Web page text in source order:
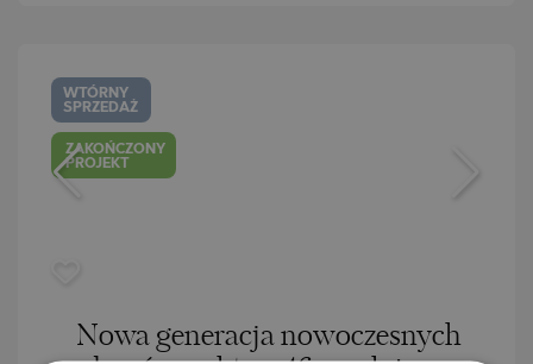
WTÓRNY
SPRZEDAŻ
ZAKOŃCZONY
PROJEKT
Nowa generacja nowoczesnych